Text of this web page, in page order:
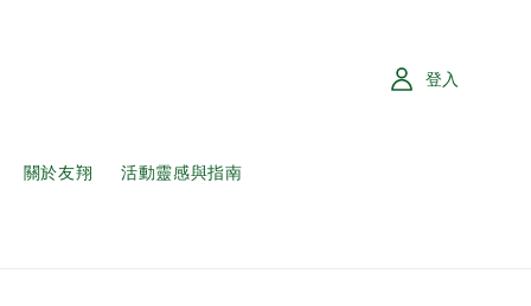
關於友翔 活動靈感與指南
登入